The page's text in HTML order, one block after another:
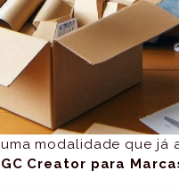
modalidade que já
Creator para